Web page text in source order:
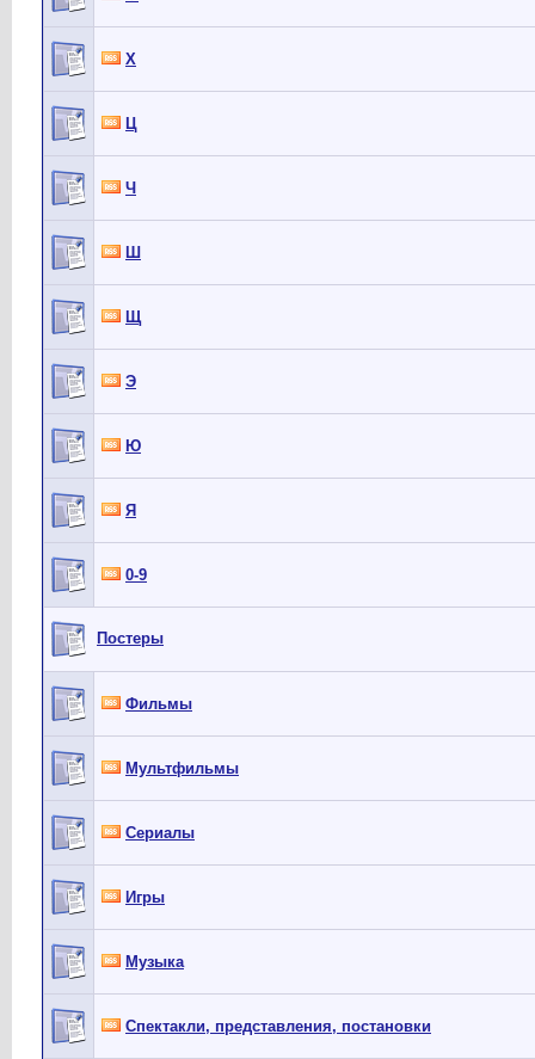
Х
Ц
Ч
Ш
Щ
Э
Ю
Я
0-9
Постеры
Фильмы
Мультфильмы
Сериалы
Игры
Музыка
Спектакли, представления, постановки